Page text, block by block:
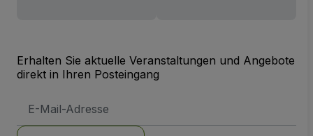
Erhalten Sie aktuelle Veranstaltungen und Angebote
direkt in Ihren Posteingang
Mail-